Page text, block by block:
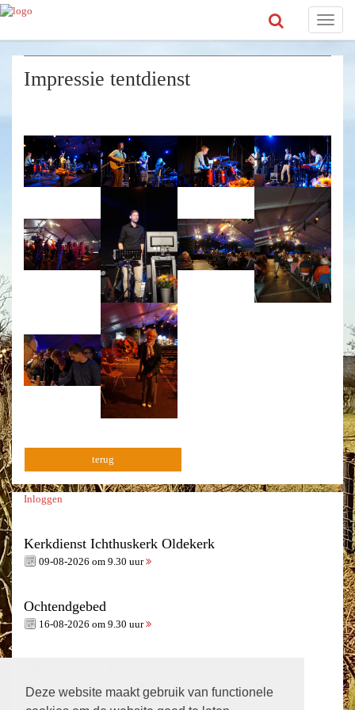
Deze website maakt gebruik van functionele
Toggle
Impressie tentdienst
terug
Inloggen
Kerkdienst Ichthuskerk Oldekerk
09-08-2026 om 9.30 uur
Ochtendgebed
16-08-2026 om 9.30 uur
Om toegang te krijgen tot "kerksein digitaal" dient u als lid in te